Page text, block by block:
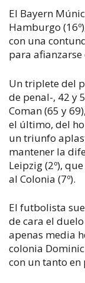
El Bayern
Hamburgo
con una
para
Un triplete del
de penal-, 42 y
Coman (65 y
el último, del
un triunfo
mantener la
Leipzig (2º),
al Colonia (7º).
El futbolista
de cara el
apenas media
colonia
con un tanto